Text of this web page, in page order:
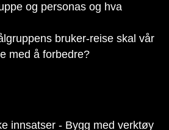
og personas og hva
bruker-reise skal vår
med å forbedre?
innsatser - Bygg med verktøy